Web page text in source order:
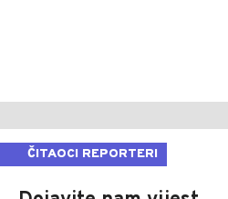
ČITAOCI REPORTERI